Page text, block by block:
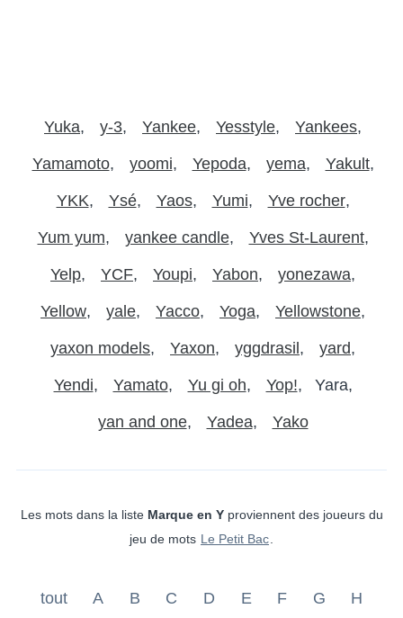
Yuka y-3 Yankee Yesstyle Yankees
Yamamoto yoomi Yepoda yema Yakult
YKK Ysé Yaos Yumi Yve rocher
Yum yum yankee candle Yves St-Laurent
Yelp YCF Youpi Yabon yonezawa
Yellow yale Yacco Yoga Yellowstone
yaxon models Yaxon yggdrasil yard
Yendi Yamato Yu gi oh Yop! Yara
yan and one Yadea Yako
Les mots dans la liste Marque en Yproviennent des joueurs du
jeu de mots Le Petit Bac
tout A B C D E F G H